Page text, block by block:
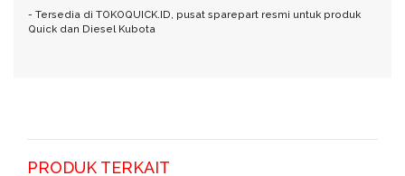
- Tersedia di TOKOQUICK.ID, pusat sparepart resmi untuk produk
Quick dan Diesel Kubota
PRODUK TERKAIT